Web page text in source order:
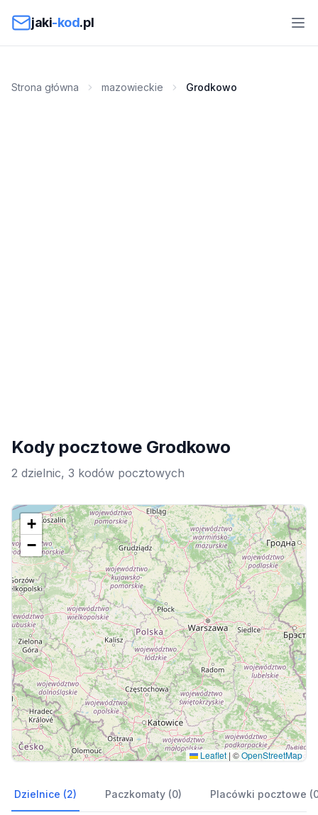
jaki-kod.pl
Strona główna mazowieckie Grodkowo
Kody pocztowe Grodkowo
2 dzielnic, 3 kodów pocztowych
+
−
Leaflet | ©OpenStreetMap
Dzielnice (2) Paczkomaty (0) Placówki pocztowe